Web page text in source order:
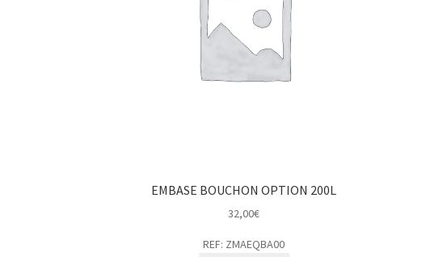
EMBASE BOUCHON OPTION 200L
32,00€
REF: ZMAEQBA00